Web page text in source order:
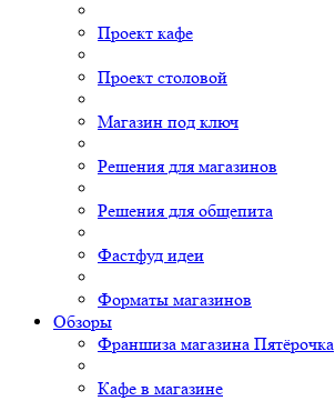
Проект кафе
Проект столовой
Магазин под ключ
Решения для магазинов
Решения для общепита
Фастфуд идеи
Форматы магазинов
Обзоры
Франшиза магазина Пятёрочка
Кафе в магазине